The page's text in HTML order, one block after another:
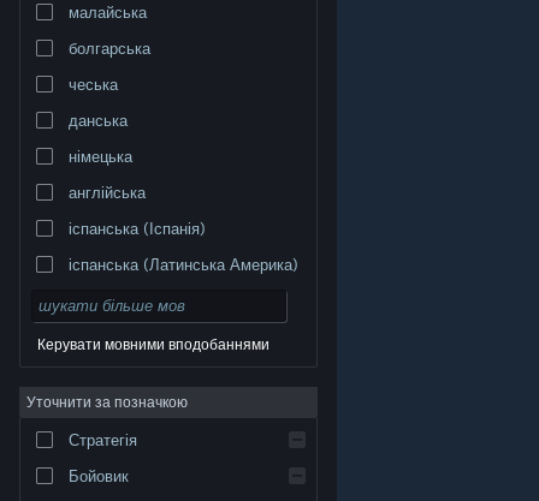
© Valve Corporation. Усі права захищено. Усі
Юридична інформація
підписника Steam
cookie
малайська
болгарська
чеська
данська
німецька
англійська
іспанська (Іспанія)
іспанська (Латинська Америка)
Керувати мовними вподобаннями
Уточнити за позначкою
Стратегія
Бойовик